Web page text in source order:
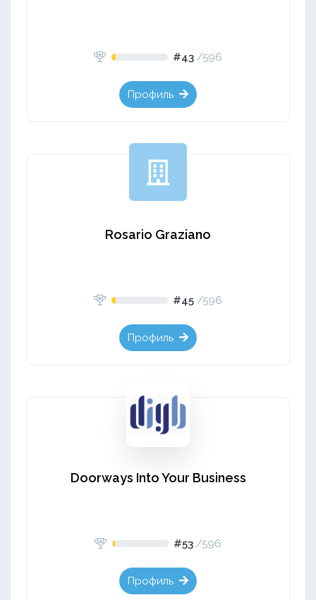
#43 /596
Профиль
Rosario Graziano
#45 /596
Профиль
Doorways Into Your Business
#53 /596
Профиль